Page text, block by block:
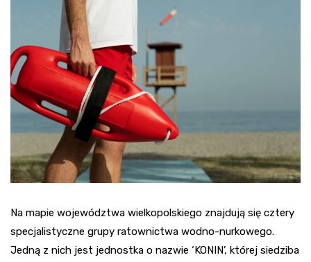
Na mapie województwa wielkopolskiego znajdują się cztery
specjalistyczne grupy ratownictwa wodno-nurkowego.
Jedną z nich jest jednostka o nazwie ‘KONIN’, której siedziba